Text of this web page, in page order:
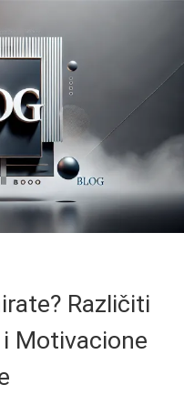
Različiti
Motivacione